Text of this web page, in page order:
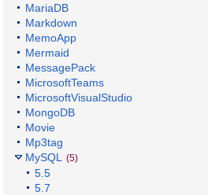
MariaDB
Markdown
MemoApp
Mermaid
MessagePack
MicrosoftTeams
MicrosoftVisualStudio
MongoDB
Movie
Mp3tag
MySQL
(5)
5.5
5.7